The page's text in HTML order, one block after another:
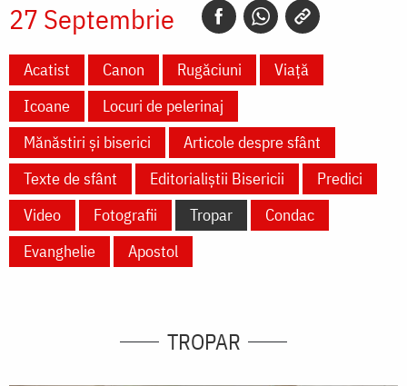
27 Septembrie
Acatist Canon Rugăciuni
Viață
Icoane
Locuri de pelerinaj
Mănăstiri și biserici
Articole despre sfânt
Texte de sfânt
Editorialiștii Bisericii
Predici
Video
Fotografii Tropar
Condac
Evanghelie
Apostol
TROPAR